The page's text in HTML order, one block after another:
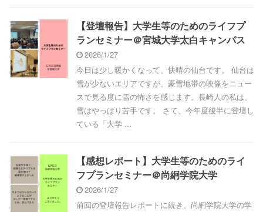
【登壇報告】大学生等のためのライフプ
ランセミナー＠宮城大学太白キャンパス
2026/1/27
今日は少し暖かくなって、快晴の仙台です。 仙台は
雪が少ないエリアですが、豪雪地帯の映像をニュー
スで見る度に雪の怖さを感じます。長崎人の私は、
雪はやっぱり苦手です。 さて、今年度後半に登壇し
ている「大学 ...
【感想レポート】大学生等のためのライ
フプランセミナー＠尚絅学院大学
2026/1/27
前回の登壇報告レポートに続き、尚絅学院大学の学